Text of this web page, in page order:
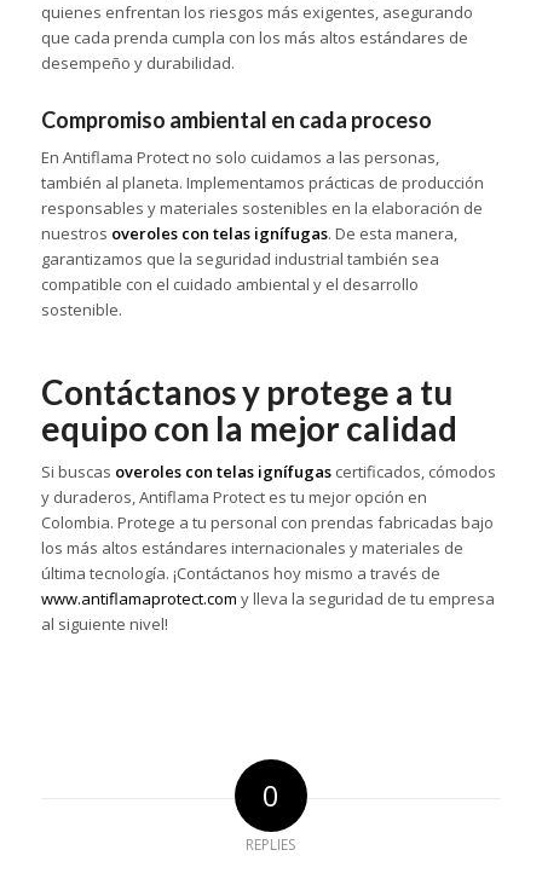
quienes enfrentan los riesgos más exigentes, asegurando
que cada prenda cumpla con los más altos estándares de
desempeño y durabilidad.
Compromiso ambiental en cada proceso
En Antiflama Protect no solo cuidamos a las personas,
también al planeta. Implementamos prácticas de producción
responsables y materiales sostenibles en la elaboración de
nuestros overoles con telas ignífugas. De esta manera,
garantizamos que la seguridad industrial también sea
compatible con el cuidado ambiental y el desarrollo
sostenible.
Contáctanos y protege a tu
equipo con la mejor calidad
Si buscas overoles con telas ignífugascertificados, cómodos
y duraderos, Antiflama Protect es tu mejor opción en
Colombia. Protege a tu personal con prendas fabricadas bajo
los más altos estándares internacionales y materiales de
última tecnología. ¡Contáctanos hoy mismo a través de
www.antiflamaprotect.com y lleva la seguridad de tu empresa
al siguiente nivel!
0
REPLIES